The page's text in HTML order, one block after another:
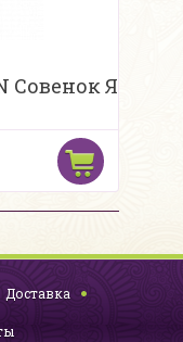
Совенок Я
Доставка